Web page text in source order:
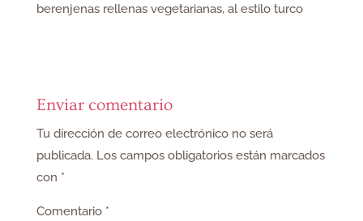
berenjenas rellenas vegetarianas, al estilo turco
Enviar comentario
Tu dirección de correo electrónico no será
publicada. Los campos obligatorios están marcados
con *
Comentario *